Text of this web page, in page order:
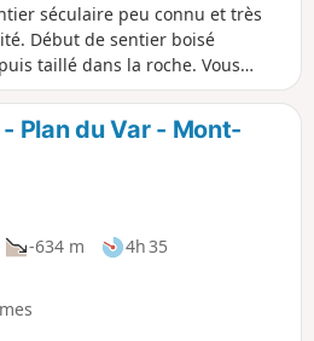
séculaire peu connu et très
Début de sentier boisé
taillé dans la roche. Vous
le canal de la Vésubie pour
donnant sur la Vésubie. Suite à
au niveau de la Vésubie.
Plan du Var - Mont-
-634 m
4h 35